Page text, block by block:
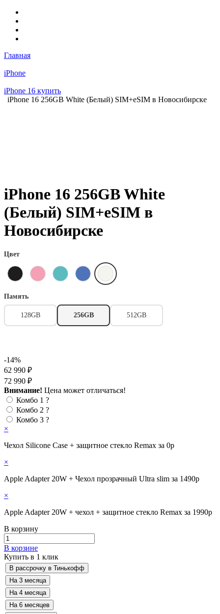
Главная
iPhone
iPhone 16 купить
iPhone 16 256GB White (Белый) SIM+eSIM в Новосибирске
iPhone 16 256GB White
(Белый) SIM+eSIM в
Новосибирске
Цвет
Память
128GB 256GB 512GB
-14%
62 990 ₽
72 990 ₽
Внимание! Цена может отличаться!
Комбо 1 ?
Комбо 2 ?
Комбо 3 ?
×
Чехол Silicone Case + защитное стекло Remax за 0р
×
Apple Adapter 20W + Чехол прозрачный Ultra slim за 1490р
×
Apple Adapter 20W + чехол + защитное стекло Remax за 1990р
В корзину
В корзине
Купить в 1 клик